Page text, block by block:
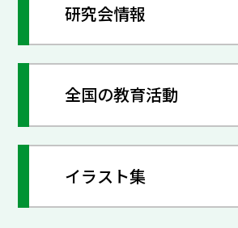
研究会情報
全国の教育活動
イラスト集